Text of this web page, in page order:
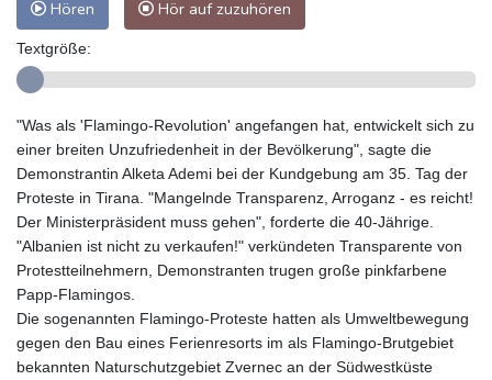
Hören Hör auf zuzuhören
Textgröße:
"Was als 'Flamingo-Revolution' angefangen hat, entwickelt sich zu
einer breiten Unzufriedenheit in der Bevölkerung", sagte die
Demonstrantin Alketa Ademi bei der Kundgebung am 35. Tag der
Proteste in Tirana. "Mangelnde Transparenz, Arroganz - es reicht!
Der Ministerpräsident muss gehen", forderte die 40-Jährige.
"Albanien ist nicht zu verkaufen!" verkündeten Transparente von
Protestteilnehmern, Demonstranten trugen große pinkfarbene
Papp-Flamingos.
Die sogenannten Flamingo-Proteste hatten als Umweltbewegung
gegen den Bau eines Ferienresorts im als Flamingo-Brutgebiet
bekannten Naturschutzgebiet Zvernec an der Südwestküste